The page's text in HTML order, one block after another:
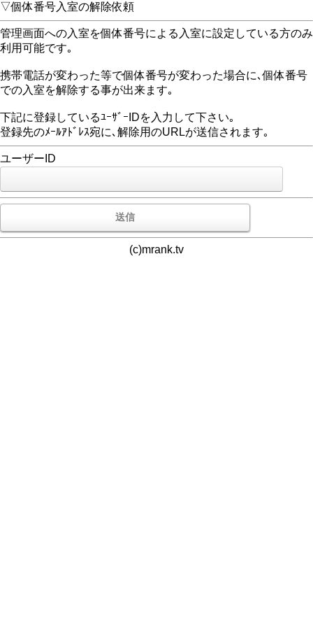
▽個体番号入室の解除依頼
管理画面への入室を個体番号による入室に設定している方のみ
利用可能です｡
携帯電話が変わった等で個体番号が変わった場合に､個体番号
での入室を解除する事が出来ます｡
下記に登録しているﾕｰｻﾞｰIDを入力して下さい｡
登録先のﾒｰﾙｱﾄﾞﾚｽ宛に､解除用のURLが送信されます｡
ユーザーID
(c)mrank.tv